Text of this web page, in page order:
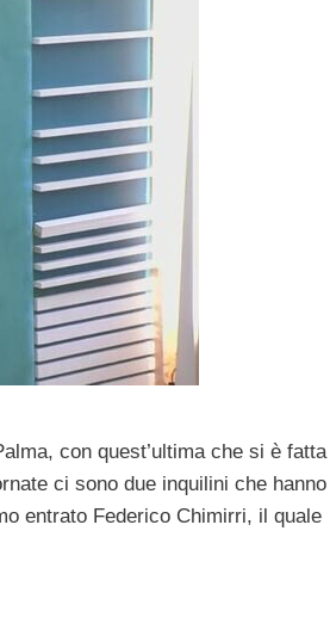
con quest’ultima che si è
ci sono due inquilini che
entrato Federico Chimirri, il